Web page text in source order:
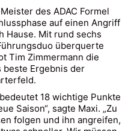
des ADAC Formel
auf einen Angriff
Hause. Mit rund sechs
überquerte
Tim Zimmermann die
Ergebnis der
18 wichtige Punkte
Saison“, sagte Maxi. „Zu
folgen und ihn angreifen,